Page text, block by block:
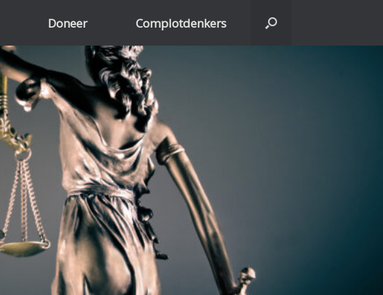
Doneer Complotdenkers